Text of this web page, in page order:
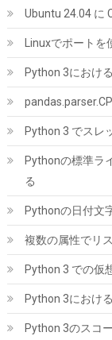
ARCTIC MX-7 (4g｜
ースト、CPU・ゲ
セッサ対応、超高熱
(547882)
こちら
Ubuntu 24.04 に
Linuxでポートを
Python 3におけ
Python 3 でスレ
Pythonの標準ラ
る
Pythonの日付文
複数の属性でリ
Python 3 での仮
Python 3におけ
Python 3のスコ